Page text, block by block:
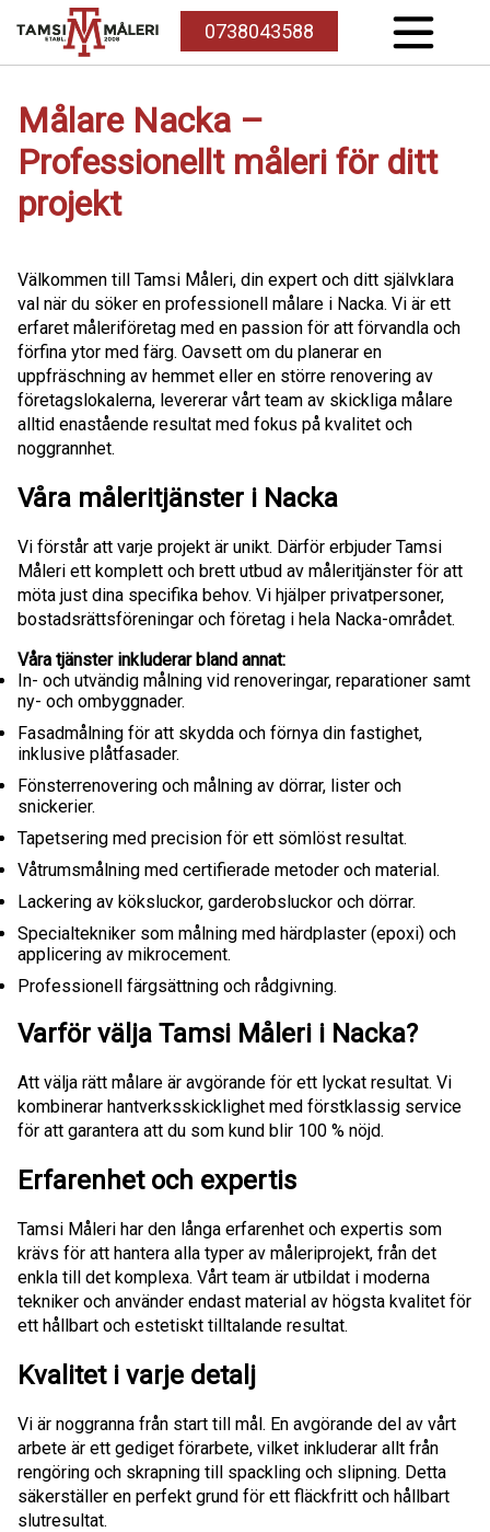
0738043588
Målare Nacka –
Professionellt måleri för ditt
projekt
Välkommen till Tamsi Måleri, din expert och ditt självklara
val när du söker en professionell målare i Nacka. Vi är ett
erfaret måleriföretag med en passion för att förvandla och
förfina ytor med färg. Oavsett om du planerar en
uppfräschning av hemmet eller en större renovering av
företagslokalerna, levererar vårt team av skickliga målare
alltid enastående resultat med fokus på kvalitet och
noggrannhet.
Våra måleritjänster i Nacka
Vi förstår att varje projekt är unikt. Därför erbjuder Tamsi
Måleri ett komplett och brett utbud av måleritjänster för att
möta just dina specifika behov. Vi hjälper privatpersoner,
bostadsrättsföreningar och företag i hela Nacka-området.
Våra tjänster inkluderar bland annat:
In- och utvändig målning vid renoveringar, reparationer samt
ny- och ombyggnader.
Fasadmålning för att skydda och förnya din fastighet,
inklusive plåtfasader.
Fönsterrenovering och målning av dörrar, lister och
snickerier.
Tapetsering med precision för ett sömlöst resultat.
Våtrumsmålning med certifierade metoder och material.
Lackering av köksluckor, garderobsluckor och dörrar.
Specialtekniker som målning med härdplaster (epoxi) och
applicering av mikrocement.
Professionell färgsättning och rådgivning.
Varför välja Tamsi Måleri i Nacka?
Att välja rätt målare är avgörande för ett lyckat resultat. Vi
kombinerar hantverksskicklighet med förstklassig service
för att garantera att du som kund blir 100 % nöjd.
Erfarenhet och expertis
Tamsi Måleri har den långa erfarenhet och expertis som
krävs för att hantera alla typer av måleriprojekt, från det
enkla till det komplexa. Vårt team är utbildat i moderna
tekniker och använder endast material av högsta kvalitet för
ett hållbart och estetiskt tilltalande resultat.
Kvalitet i varje detalj
Vi är noggranna från start till mål. En avgörande del av vårt
arbete är ett gediget förarbete, vilket inkluderar allt från
rengöring och skrapning till spackling och slipning. Detta
säkerställer en perfekt grund för ett fläckfritt och hållbart
slutresultat.